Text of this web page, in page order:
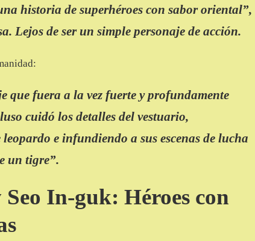
historia de superhéroes con sabor oriental”,
Lejos de ser un simple personaje de acción.
que fuera a la vez fuerte y profundamente
cuidó los detalles del vestuario,
e infundiendo a sus escenas de lucha
un tigre”.
In-guk: Héroes con